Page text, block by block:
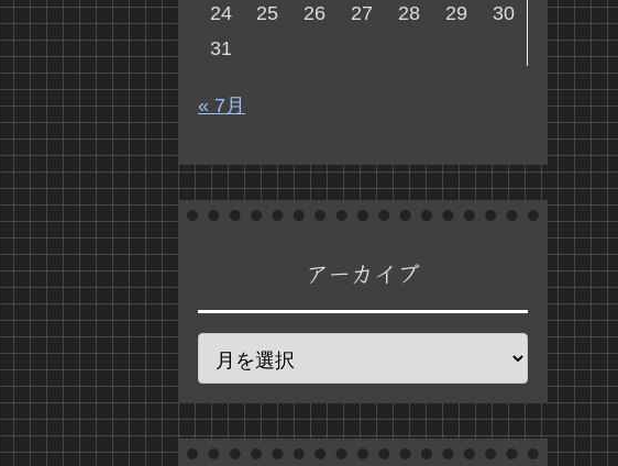
24
25 26 27 28 29
30
31
« 7月
アーカイブ